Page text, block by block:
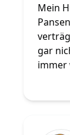
Mein
gar
immer